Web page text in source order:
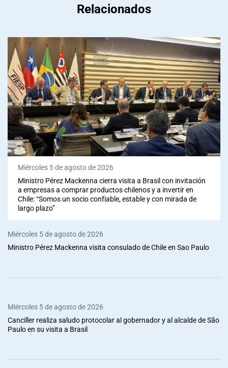
Relacionados
Miércoles 5 de agosto de 2026
Ministro Pérez Mackenna cierra visita a Brasil con invitación
a empresas a comprar productos chilenos y a invertir en
Chile: “Somos un socio confiable, estable y con mirada de
largo plazo”
Miércoles 5 de agosto de 2026
Ministro Pérez Mackenna visita consulado de Chile en Sao Paulo
Miércoles 5 de agosto de 2026
Canciller realiza saludo protocolar al gobernador y al alcalde de São
Paulo en su visita a Brasil